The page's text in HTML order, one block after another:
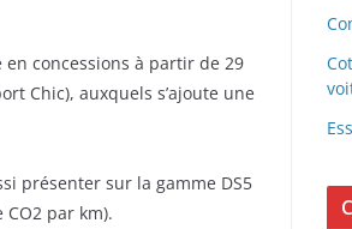
concessions à partir de 29
Chic), auxquels s’ajoute une
présenter sur la gamme DS5
par km).